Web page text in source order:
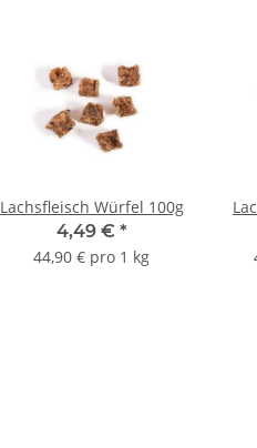
Lachsfleisch Würfel 100g
4,49 € *
44,90 € pro 1 kg